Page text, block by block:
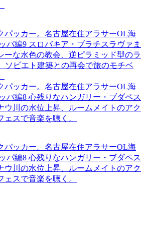
パッカー。名古屋在住アラサーOL海
パ編9 スロバキア・ブラチスラヴァま
ーな水色の教会、逆ピラミッド型のラ
ソビエト建築との再会で旅のモチベ
パッカー。名古屋在住アラサーOL海
パ編8 心残りなハンガリー・ブダペス
ウ川の水位上昇、ルームメイトのアク
スで音楽を聴く。
パッカー。名古屋在住アラサーOL海
パ編8 心残りなハンガリー・ブダペス
ウ川の水位上昇、ルームメイトのアク
スで音楽を聴く。